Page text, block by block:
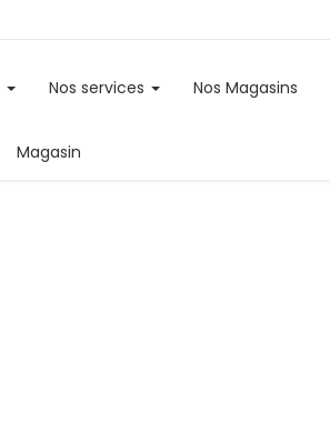
Nos services Nos Magasins
Magasin